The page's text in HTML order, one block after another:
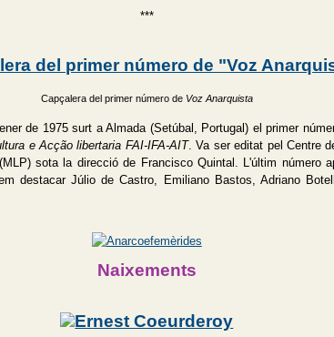
***
Capçalera del primer número de Voz Anarquista
de 1975 surt a Almada (Setúbal, Portugal) el primer
e Acção libertaria FAI-IFA-AIT. Va ser editat pel Centre
sota la direcció de Francisco Quintal. L'últim número
destacar Júlio de Castro, Emiliano Bastos, Adriano
Naixements